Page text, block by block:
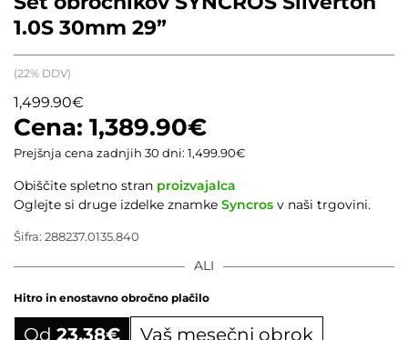
1.0S 30mm 29”
1,389.90€
1,499.90€
(22% DDV)
Prejšnja cena zadnjih 30 dni: 1,499.90€
ALI
Hitro in enostavno obročno plačilo
Od 23.38€ Vaš mesečni obrok
Obiščite spletno stran proizvajalca
Oglejte si druge izdelke znamke Syncros v naši trgovini.
Šifra: 288237.0135.840